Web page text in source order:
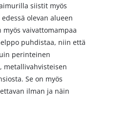
siistit myös
olevan alueen
vaivattomampaa
puhdistaa, niin että
perinteinen
Se on myös
ilman ja näin